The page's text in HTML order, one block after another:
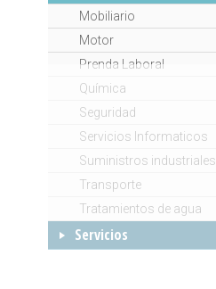
Mobiliario
Motor
Prenda Laboral
Química
Seguridad
Servicios Informaticos
Suministros industriales
Transporte
Tratamientos de agua
Servicios